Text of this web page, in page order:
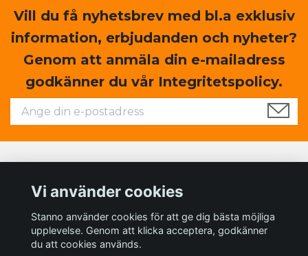
Vill du få nyhetsbrev med bl.a exklusiv
information, erbjudanden och nyheter?
Genom att anmäla din e-mailadress
godkänner du vår Integritetspolicy.
Sociala medier
Vi använder cookies
Stanno använder cookies för att ge dig bästa möjliga
upplevelse. Genom att klicka acceptera, godkänner
du att cookies används.